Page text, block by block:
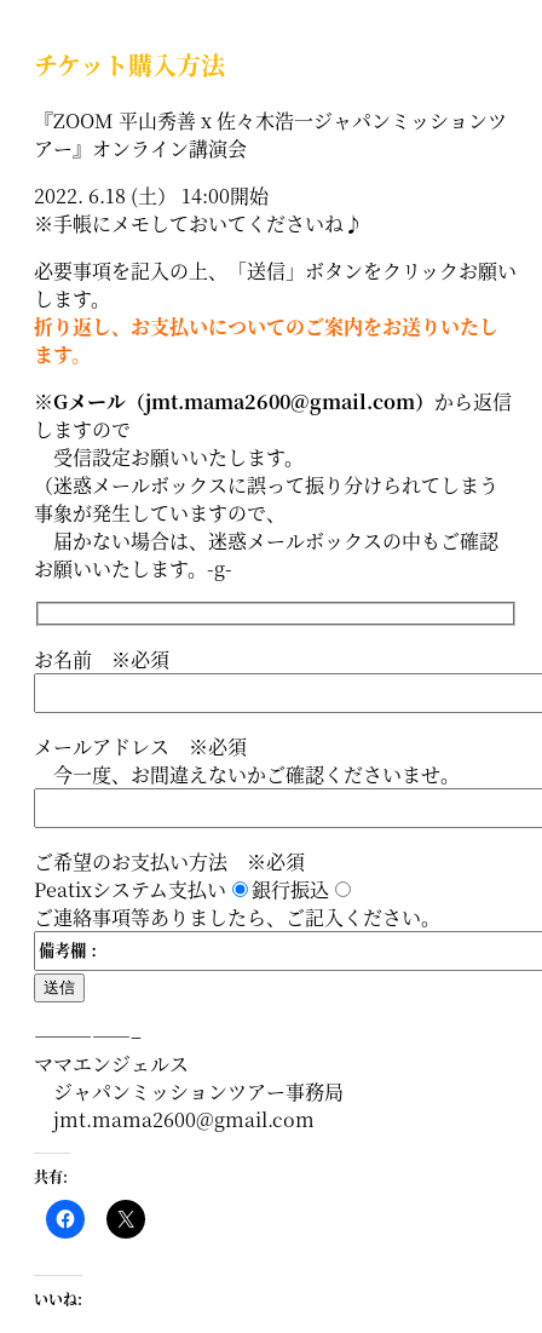
チケット購入方法
『ZOOM 平山秀善 x 佐々木浩一ジャパンミッションツ
アー』オンライン講演会
2022. 6.18 (土） 14:00開始
※手帳にメモしておいてくださいね♪
必要事項を記入の上、「送信」ボタンをクリックお願い
します。
折り返し、お支払いについてのご案内をお送りいたし
ます。
※Gメール（jmt.mama2600@gmail.com） から返信
しますので
受信設定お願いいたします。
（迷惑メールボックスに誤って振り分けられてしまう
事象が発生していますので、
届かない場合は、迷惑メールボックスの中もご確認
お願いいたします。-g-
お名前 ※必須
メールアドレス ※必須
今一度、お間違えないかご確認くださいませ。
ご希望のお支払い方法 ※必須
Peatixシステム支払い
銀行振込
ご連絡事項等ありましたら、ご記入ください。
—————–
ママエンジェルス
ジャパンミッションツアー事務局
jmt.mama2600@gmail.com
共有:
いいね: